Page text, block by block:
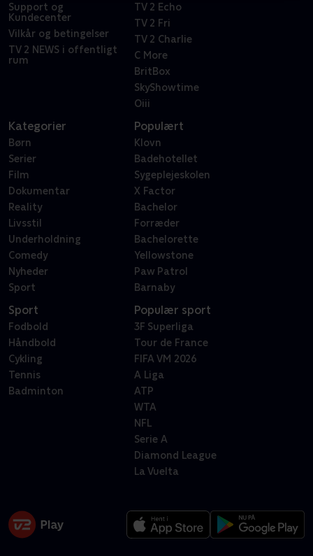
Support og
Kundecenter
Vilkår og betingelser
TV 2 NEWS i offentligt
rum
TV 2 Echo
TV 2 Fri
TV 2 Charlie
C More
BritBox
SkyShowtime
Oiii
Kategorier
Børn
Serier
Film
Dokumentar
Reality
Livsstil
Underholdning
Comedy
Nyheder
Sport
Populært
Klovn
Badehotellet
Sygeplejeskolen
X Factor
Bachelor
Forræder
Bachelorette
Yellowstone
Paw Patrol
Barnaby
Sport
Fodbold
Håndbold
Cykling
Tennis
Badminton
Populær sport
3F Superliga
Tour de France
FIFA VM 2026
A Liga
ATP
WTA
NFL
Serie A
Diamond League
La Vuelta